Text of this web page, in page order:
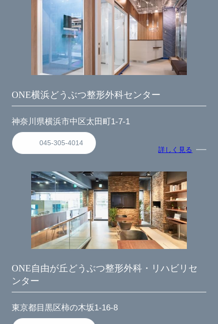
ONE横浜どうぶつ整形外科センター
神奈川県横浜市中区太田町1-7-1
045-305-4014
詳しく見る
ONE自由が丘どうぶつ整形外科・リハビリセ
ンター
東京都目黒区柿の木坂1-16-8